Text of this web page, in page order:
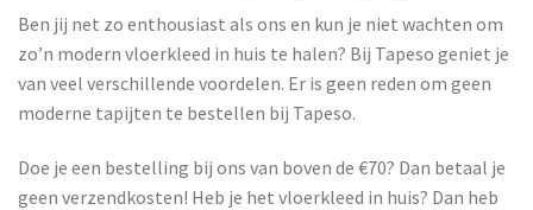
Ben jij net zo enthousiast als ons en kun je niet wachten om
zo’n modern vloerkleed in huis te halen? Bij Tapeso geniet je
van veel verschillende voordelen. Er is geen reden om geen
moderne tapijten te bestellen bij Tapeso.
Doe je een bestelling bij ons van boven de €70? Dan betaal je
geen verzendkosten! Heb je het vloerkleed in huis? Dan heb